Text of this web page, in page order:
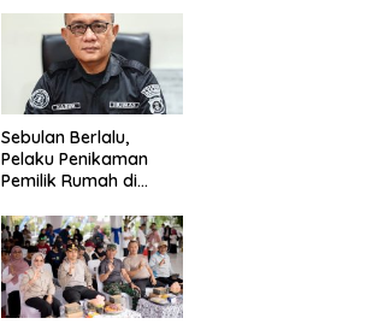
Sebulan Berlalu,
Pelaku Penikaman
Pemilik Rumah di
Diburu Polisi